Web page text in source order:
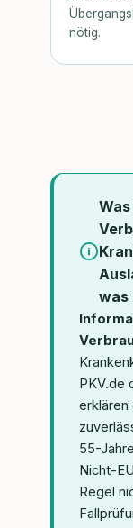
nötig.
was
PKV.de
erklären
55-
Nicht-
Regel